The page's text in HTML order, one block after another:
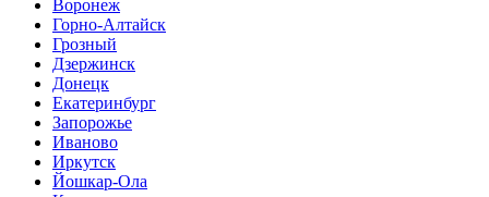
Воронеж
Горно-Алтайск
Грозный
Дзержинск
Донецк
Екатеринбург
Запорожье
Иваново
Иркутск
Йошкар-Ола